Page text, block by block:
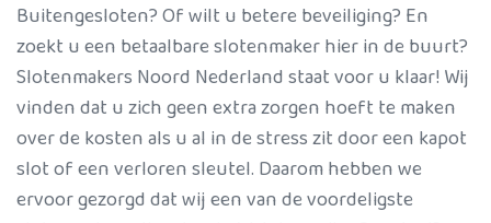
Buitengesloten? Of wilt u betere beveiliging? En
zoekt u een betaalbare slotenmaker hier in de buurt?
Slotenmakers Noord Nederland staat voor u klaar! Wij
vinden dat u zich geen extra zorgen hoeft te maken
over de kosten als u al in de stress zit door een kapot
slot of een verloren sleutel. Daarom hebben we
ervoor gezorgd dat wij een van de voordeligste